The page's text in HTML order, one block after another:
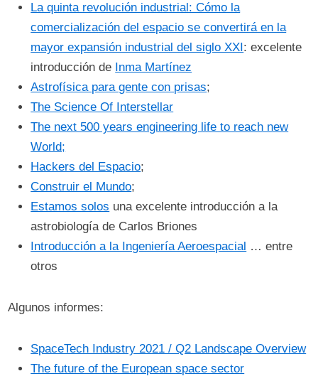
La quinta revolución industrial: Cómo la
comercialización del espacio se convertirá en la
mayor expansión industrial del siglo XXI: excelente
introducción de Inma Martínez
Astrofísica para gente con prisas;
The Science Of Interstellar
The next 500 years engineering life to reach new
World;
Hackers del Espacio;
Construir el Mundo;
Estamos solos una excelente introducción a la
astrobiología de Carlos Briones
Introducción a la Ingeniería Aeroespacial … entre
otros
Algunos informes:
SpaceTech Industry 2021 / Q2 Landscape Overview
The future of the European space sector